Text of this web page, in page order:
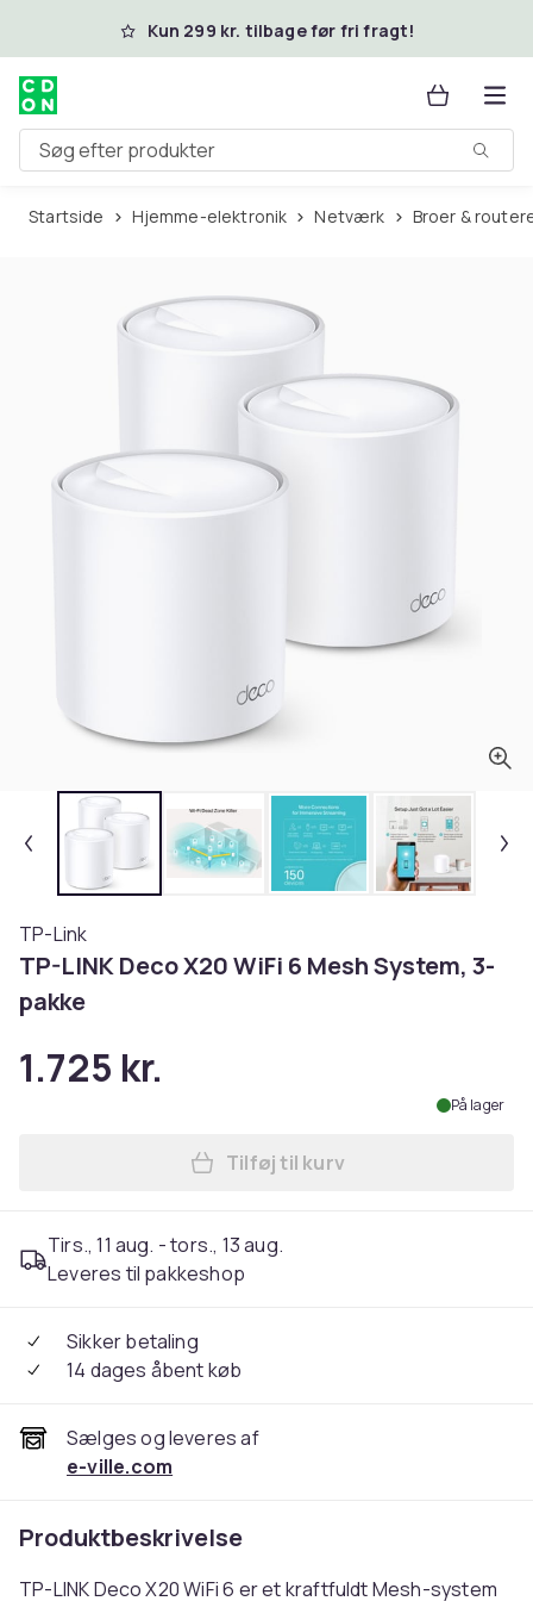
Spring til hovedindhold
Kun 299 kr. tilbage før fri fragt!
Søg efter produkter
Startside Hjemme-elektronik Netværk Broer &
TP-Link
TP-LINK Deco X20 WiFi 6 Mesh System, 3-
pakke
1.725 kr.
På lager
Læg TP-LINK Deco X20
Tilføj til kurv
Tirs., 11 aug. - tors., 13 aug.
Leveres til pakkeshop
Sikker betaling
14 dages åbent køb
Sælges og leveres af
e-ville.com
Produktbeskrivelse
TP-LINK Deco X20 WiFi 6 er et kraftfuldt Mesh-system